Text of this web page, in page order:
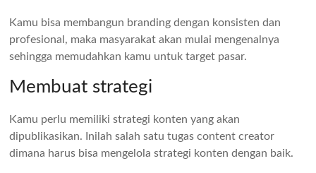
Kamu bisa membangun branding dengan konsisten dan
profesional, maka masyarakat akan mulai mengenalnya
sehingga memudahkan kamu untuk target pasar.
Membuat strategi
Kamu perlu memiliki strategi konten yang akan
dipublikasikan. Inilah salah satu tugas content creator
dimana harus bisa mengelola strategi konten dengan baik.